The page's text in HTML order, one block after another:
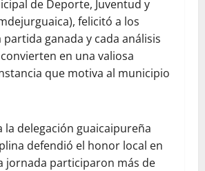
de Deporte, Juventud y
felicitó a los
partida ganada y cada análisis
en una valiosa
que motiva al municipio
la delegación guaicaipureña
defendió el honor local en
jornada participaron más de